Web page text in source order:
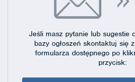
Jeśli masz pytanie lub sugestie
bazy ogłoszeń skontaktuj się
formularza dostępnegopo
przycisk: